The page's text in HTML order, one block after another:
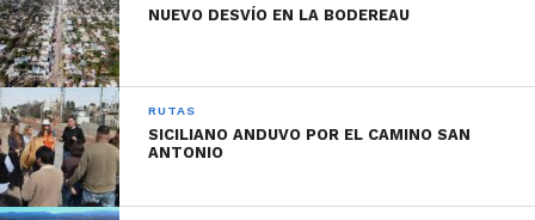
NUEVO DESVÍO EN LA BODEREAU
RUTAS
SICILIANO ANDUVO POR EL CAMINO SAN
ANTONIO